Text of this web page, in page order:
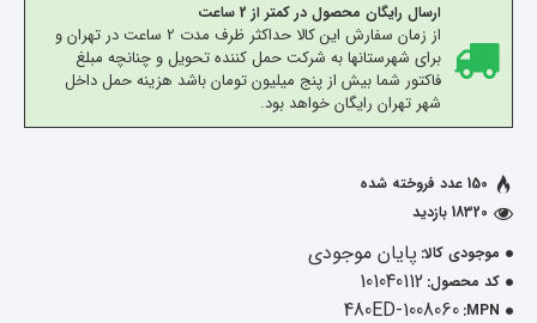
ارسال رایگان محصول در کمتر از 2 ساعت
از زمان سفارش این کالا حداکثر ظرف مدت 2 ساعت در تهران و
برای شهرستانها به شرکت حمل کننده تحویل و چنانچه مبلغ
فاکتور شما بیش از پنج میلیون تومان باشد هزینه حمل داخل
شهر تهران رایگان خواهد بود.
موجودی کالا: پایان موجودی
کد محصول: 101040112
MPN:
480ED-1008060
150 عدد فروخته شده
18320 بازدید